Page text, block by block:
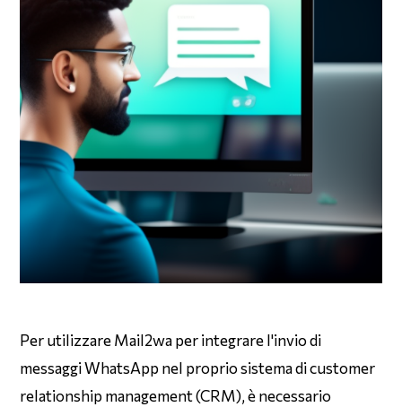
Per utilizzare Mail2wa per integrare l'invio di
messaggi WhatsApp nel proprio sistema di customer
relationship management (CRM), è necessario